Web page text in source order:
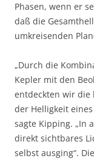
Phasen, wenn er
daß die
umkreisenden
„Durch die
Kepler mit den
entdeckten wir die
der Helligkeit
sagte Kipping. „In
direkt sichtbares
selbst ausging“.